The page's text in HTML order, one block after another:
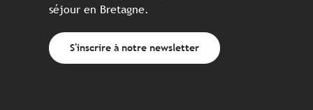
séjour en Bretagne.
S'inscrire à notre newsletter